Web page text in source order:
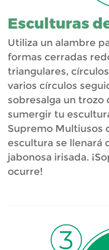
Esculturas
Utiliza un alambre
formas cerradas
triangulares,
varios círculos
sobresalga un trozo
sumergir tu
Supremo Multiusos
escultura se llenará
jabonosa irisada.
ocurre!